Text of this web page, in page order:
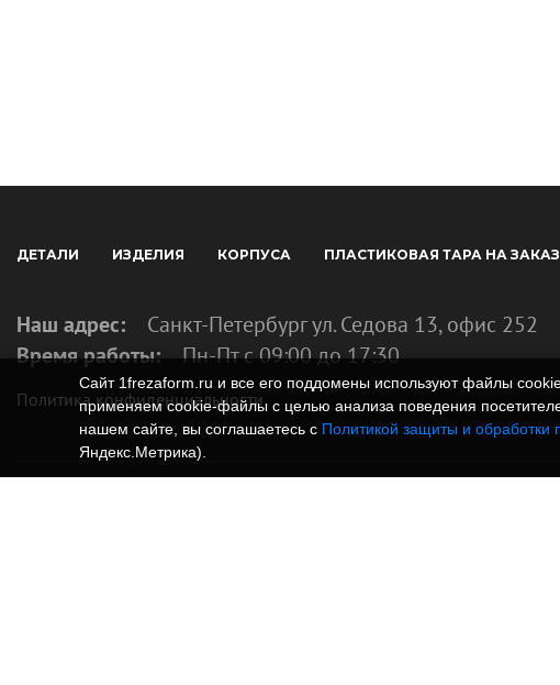
ДЕТАЛИ ИЗДЕЛИЯ КОРПУСА ПЛАСТИКОВАЯ ТАРА НА ЗАКАЗ
Наш адрес:
Санкт-Петербург ул. Седова 13, офис 252
Время работы: Пн-Пт с 09:00 до 17:30
Политика конфиденциальности
Сайт 1frezaform.ru и все его поддомены используют файлы
применяем cookie‑файлы с целью анализа поведения
нашем сайте, вы соглашаетесь с Политикой защиты и обработки
Яндекс.Метрика).